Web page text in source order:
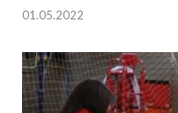
01.05.2022